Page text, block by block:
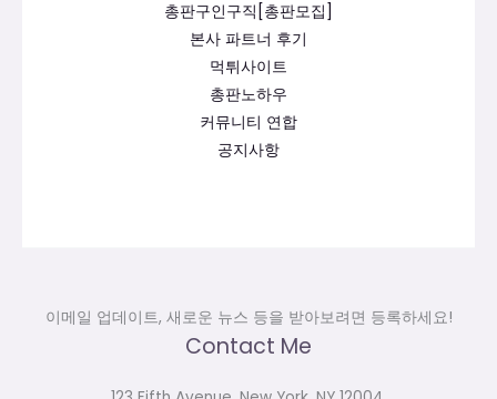
총판구인구직[총판모집]
본사 파트너 후기
먹튀사이트
총판노하우
커뮤니티 연합
공지사항
이메일 업데이트, 새로운 뉴스 등을 받아보려면 등록하세요!
Contact Me